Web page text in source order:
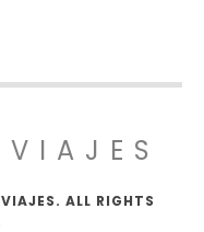
ALL RIGHTS